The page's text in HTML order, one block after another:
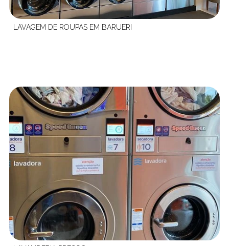
LAVAGEM DE ROUPAS EM BARUERI